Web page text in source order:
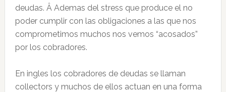
deudas. Â Ademas del stress que produce el no
poder cumplir con las obligaciones a las que nos
comprometimos muchos nos vemos “acosados”
por los cobradores.
En ingles los cobradores de deudas se llaman
collectors y muchos de ellos actuan en una forma